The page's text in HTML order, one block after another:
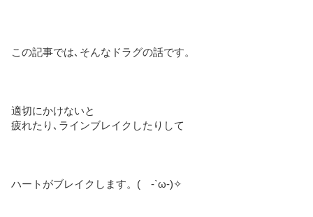
この記事では､そんなドラグの話です。
適切にかけないと
疲れたり､ラインブレイクしたりして
ハートがブレイクします。( -`ω-)✧